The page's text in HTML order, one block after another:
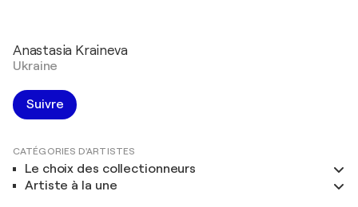
Anastasia Kraineva
Ukraine
Suivre
CATÉGORIES D'ARTISTES
Le choix des collectionneurs
Artiste à la une